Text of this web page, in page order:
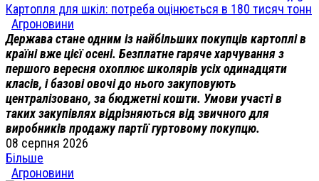
Картопля для шкіл: потреба оцінюється в 180 тисяч тонн
Агроновини
Держава стане одним із найбільших покупців картоплі в
країні вже цієї осені. Безплатне гаряче харчування з
першого вересня охоплює школярів усіх одинадцяти
класів, і базові овочі до нього закуповують
централізовано, за бюджетні кошти. Умови участі в
таких закупівлях відрізняються від звичного для
виробників продажу партії гуртовому покупцю.
08 серпня 2026
Більше
Агроновини